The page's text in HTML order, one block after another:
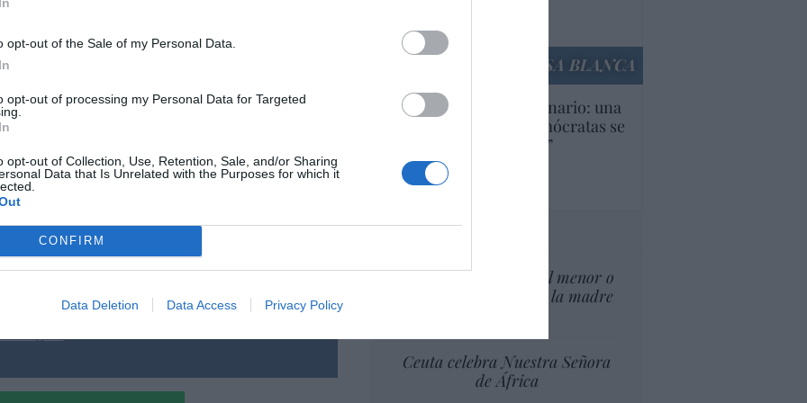
opt-out of the Sale of my Personal Data.
opt-out of processing my Personal Data for Targeted
opt-out of Collection, Use, Retention, Sale, and/or Sharing
Data that Is Unrelated with the Purposes for which it
CONFIRM
Data Deletion Data Access Privacy Policy
la misa del Domingo de Ramos. Con poco
a seguir.
este artículo?
newsletter y recibe cada dia
destacado de Hispanidad
LA CASA BLANCA
EEUU. Inquietante escenario: una
tercera parte de los demócratas se
define como “socialista”
por Ignacio Aguirre
Artículos anteriores
Cartas al director
¿El Superior interés el menor o
el superior interés de la madre
Ceuta celebra Nuestra Señora
de África